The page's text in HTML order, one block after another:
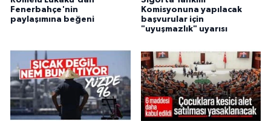
Fenerbahçe'nin
paylaşımına beğeni
Komisyonuna yapılacak
başvurular için
"uyuşmazlık" uyarısı